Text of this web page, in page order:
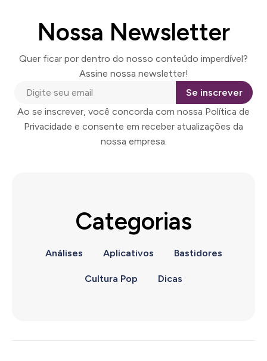
Nossa Newsletter
Quer ficar por dentro do nosso conteúdo imperdível?
Assine nossa newsletter!
Se inscrever
Ao se inscrever, você concorda com nossa Política de
Privacidade e consente em receber atualizações da
nossa empresa.
Categorias
Análises Aplicativos Bastidores
Cultura Pop Dicas